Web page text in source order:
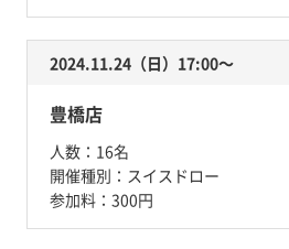
2024.11.24（日）17:00〜
豊橋店
人数： 16名
開催種別： スイスドロー
参加料： 300円